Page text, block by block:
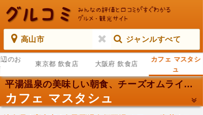
高山市 ジャンルすべて
のお
東京都 飲食店 大阪府 飲食店
カフェ マスタシ
ュ
平湯温泉の美味しい朝食、チーズオムライスの衝撃。
カフェ マスタシュ